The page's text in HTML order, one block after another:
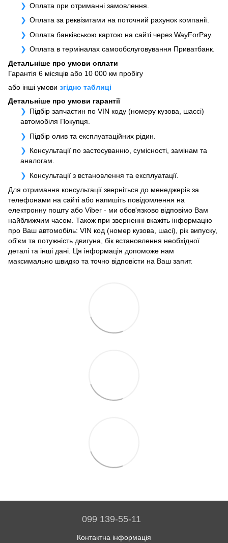
Оплата при отриманні замовлення.
Оплата за реквізитами на поточний рахунок компанії.
Оплата банківською картою на сайті через WayForPay.
Оплата в терміналах самообслуговування Приватбанк.
Детальніше про умови оплати
Гарантія 6 місяців або 10 000 км пробігу
або інші умови згідно таблиці
Детальніше про умови гарантії
Підбір запчастин по VIN коду (номеру кузова, шассі)
автомобіля Покупця.
Підбір олив та експлуатаційних рідин.
Консультації по застосуванню, сумісності, замінам та
аналогам.
Консультації з встановлення та експлуатації.
Для отримання консультації зверніться до менеджерів за
телефонами на сайті або напишіть повідомлення на
електронну пошту або Viber - ми обов'язково відповімо Вам
найближчим часом. Також при зверненні вкажіть інформацію
про Ваш автомобіль: VIN код (номер кузова, шасі), рік випуску,
об'єм та потужність двигуна, бік встановлення необхідної
деталі та інші дані. Ця інформація допоможе нам
максимально швидко та точно відповісти на Ваш запит.
099 139-55-11
Контактна інформація